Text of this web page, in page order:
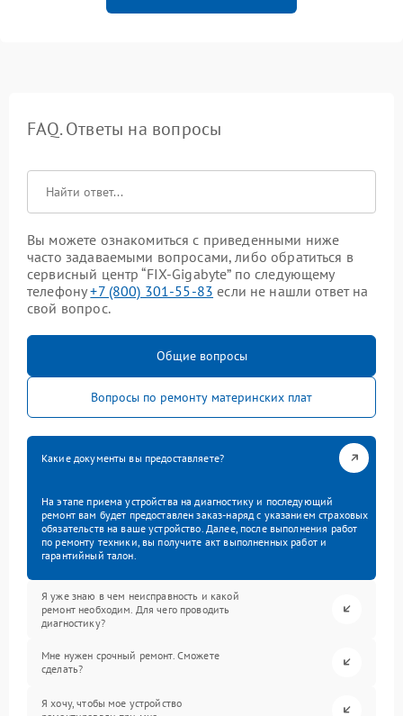
FAQ. Ответы на вопросы
Вы можете ознакомиться с приведенными ниже
часто задаваемыми вопросами, либо обратиться в
сервисный центр “FIX-Gigabyte” по следующему
телефону+7 (800) 301-55-83 если не нашли ответ на
свой вопрос.
Общие вопросы
Вопросы по ремонту материнских плат
Какие документы вы предоставляете?
На этапе приема устройства на диагностику и последующий
ремонт вам будет предоставлен заказ-наряд с указанием страховых
обязательств на ваше устройство. Далее, после выполнения работ
по ремонту техники, вы получите акт выполненных работ и
гарантийный талон.
Я уже знаю в чем неисправность и какой
ремонт необходим. Для чего проводить
диагностику?
Мне нужен срочный ремонт. Сможете
сделать?
Я хочу, чтобы мое устройство